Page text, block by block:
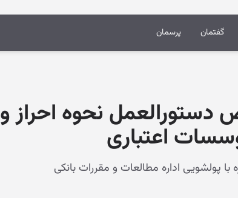
گفتمان پرسمان
نحوه احراز و
اعتباری